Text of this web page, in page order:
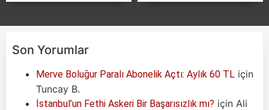
Son Yorumlar
Merve Boluğur Paralı Abonelik Açtı: Aylık 60 TL için
Tuncay B.
İstanbul’un Fethi Askeri Bir Başarısızlık mı? için Ali